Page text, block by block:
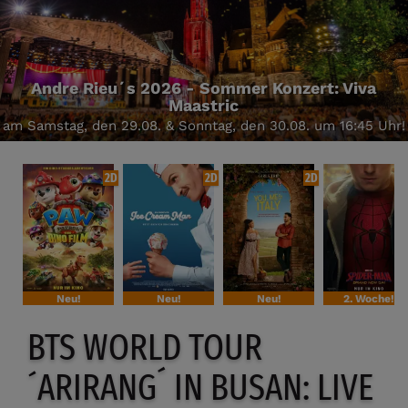
Andre Rieu´s 2026 - Sommer Konzert: Viva
Maastric
am Samstag, den 29.08. & Sonntag, den 30.08. um 16:45 Uhr!
2D
Neu!
2D
Neu!
2D
Neu! 2. Woche!
BTS WORLD TOUR
´ARIRANG´ IN BUSAN: LIVE